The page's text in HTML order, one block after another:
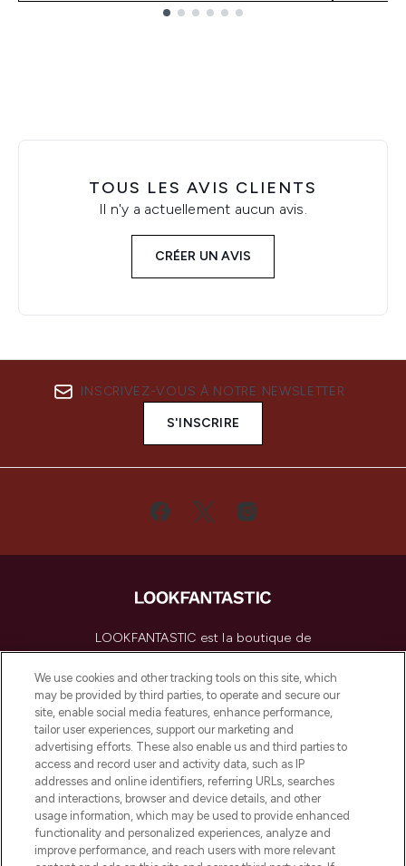
TOUS LES AVIS CLIENTS
Il n'y a actuellement aucun avis.
CRÉER UN AVIS
INSCRIVEZ-VOUS À NOTRE NEWSLETTER
S'INSCRIRE
LOOKFANTASTIC est la boutique de
beauté incontournable en Europe,
proposant les meilleurs produits de soins
de la peau, des cheveux et de maquillage
de plus de 200 marques prestigieuses.
Faites vos achats en ligne ou via
l’application, avec la livraison offerte dès
55€ d'achat.
Consentement aux cookies
Do Not Sell or Share My Personal
Information
We use cookies and other tracking tools on this site, which
may be provided by third parties, to operate and secure our
site, enable social media features, enhance performance,
tailor user experiences, support our marketing and
advertising efforts. These also enable us and third parties to
access and record user and activity data, such as IP
addresses and online identifiers, referring URLs, searches
and interactions, browser and device details, and other
usage information, which may be used to provide enhanced
functionality and personalized experiences, analyze and
improve performance, and reach users with more relevant